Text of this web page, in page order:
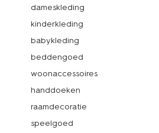
dameskleding
kinderkleding
babykleding
beddengoed
woonaccessoires
handdoeken
raamdecoratie
speelgoed